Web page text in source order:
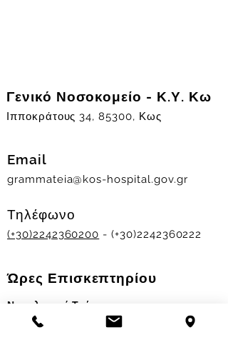
Γενικό Νοσοκομείο - Κ.Υ. Κω
Ιπποκράτους 34, 85300, Κως
Email
grammateia@kos-hospital.gov.gr
Τηλέφωνο
(+30)2242360200 - (+30)2242360222
Ώρες Επισκεπτηρίου
Νοσηλευτικά Τμήματα
Χειμερινό ωράριο: 11.00-13.00
17.30-19.30